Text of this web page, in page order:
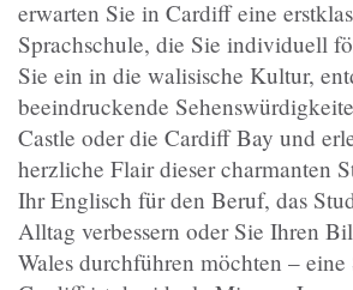
erwarten Sie in Cardiff eine
Sprachschule, die Sie individuell
Sie ein in die walisische Kultur,
beeindruckende
Castle oder die Cardiff Bay und
herzliche Flair dieser charmanten
Ihr Englisch für den Beruf, das
Alltag verbessern oder Sie Ihren
Wales durchführen möchten – eine